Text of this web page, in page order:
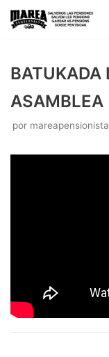
Saltar
BATUKADA
ASAMBLEA
por